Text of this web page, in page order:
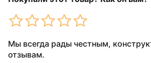
Мы всегда рады честным,
отзывам.